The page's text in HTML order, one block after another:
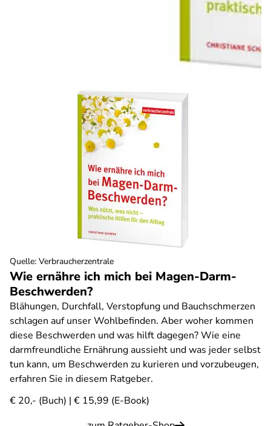
Wie ernähre ich mich bei Magen-Darm-
Beschwerden?
Blähungen, Durchfall, Verstopfung und Bauchschmerzen
schlagen auf unser Wohlbefinden. Aber woher kommen
diese Beschwerden und was hilft dagegen? Wie eine
darmfreundliche Ernährung aussieht und was jeder selbst
tun kann, um Beschwerden zu kurieren und vorzubeugen,
erfahren Sie in diesem Ratgeber.
€ 20,- (Buch) | € 15,99 (E-Book)
Quelle: Verbraucherzentrale